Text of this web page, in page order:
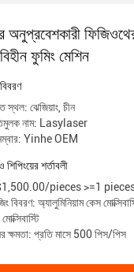
অনুপ্রবেশকারী
ফুমিং মেশিন
স্থল: ঝেজিয়াং, চীন
নাম: Lasylaser
Yinhe OEM
শিপিংয়ের শর্তাবলী
pieces >=1
বিবরণ: অ্যালুমিনিয়াম কেস
ক্ষমতা: প্রতি মাসে 500 পিস/পিস